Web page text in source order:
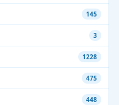
145
3
1228
475
448